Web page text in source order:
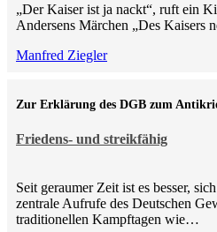
„Der Kaiser ist ja nackt“, ruft ein
Andersens Märchen „Des Kaisers
Manfred Ziegler
Friedens- und streikfähig
Zur Erklärung des DGB zum
Seit geraumer Zeit ist es besser,
zentrale Aufrufe des Deutschen
traditionellen Kampftagen wie…